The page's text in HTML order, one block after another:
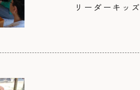
リーダーキッズ